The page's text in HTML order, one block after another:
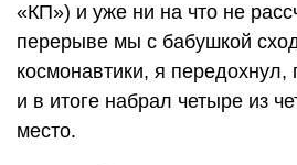
«КП») и уже ни на что не
перерыве мы с бабушкой
космонавтики, я передохнул,
и в итоге набрал четыре из
место.